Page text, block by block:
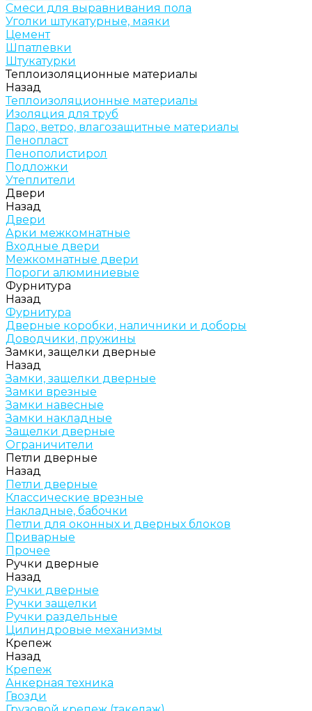
Смеси для выравнивания пола
Уголки штукатурные, маяки
Цемент
Шпатлевки
Штукатурки
Теплоизоляционные материалы
Назад
Теплоизоляционные материалы
Изоляция для труб
Паро, ветро, влагозащитные материалы
Пенопласт
Пенополистирол
Подложки
Утеплители
Двери
Назад
Двери
Арки межкомнатные
Входные двери
Межкомнатные двери
Пороги алюминиевые
Фурнитура
Назад
Фурнитура
Дверные коробки, наличники и доборы
Доводчики, пружины
Замки, защелки дверные
Назад
Замки, защелки дверные
Замки врезные
Замки навесные
Замки накладные
Защелки дверные
Ограничители
Петли дверные
Назад
Петли дверные
Классические врезные
Накладные, бабочки
Петли для оконных и дверных блоков
Приварные
Прочее
Ручки дверные
Назад
Ручки дверные
Ручки защелки
Ручки раздельные
Цилиндровые механизмы
Крепеж
Назад
Крепеж
Анкерная техника
Гвозди